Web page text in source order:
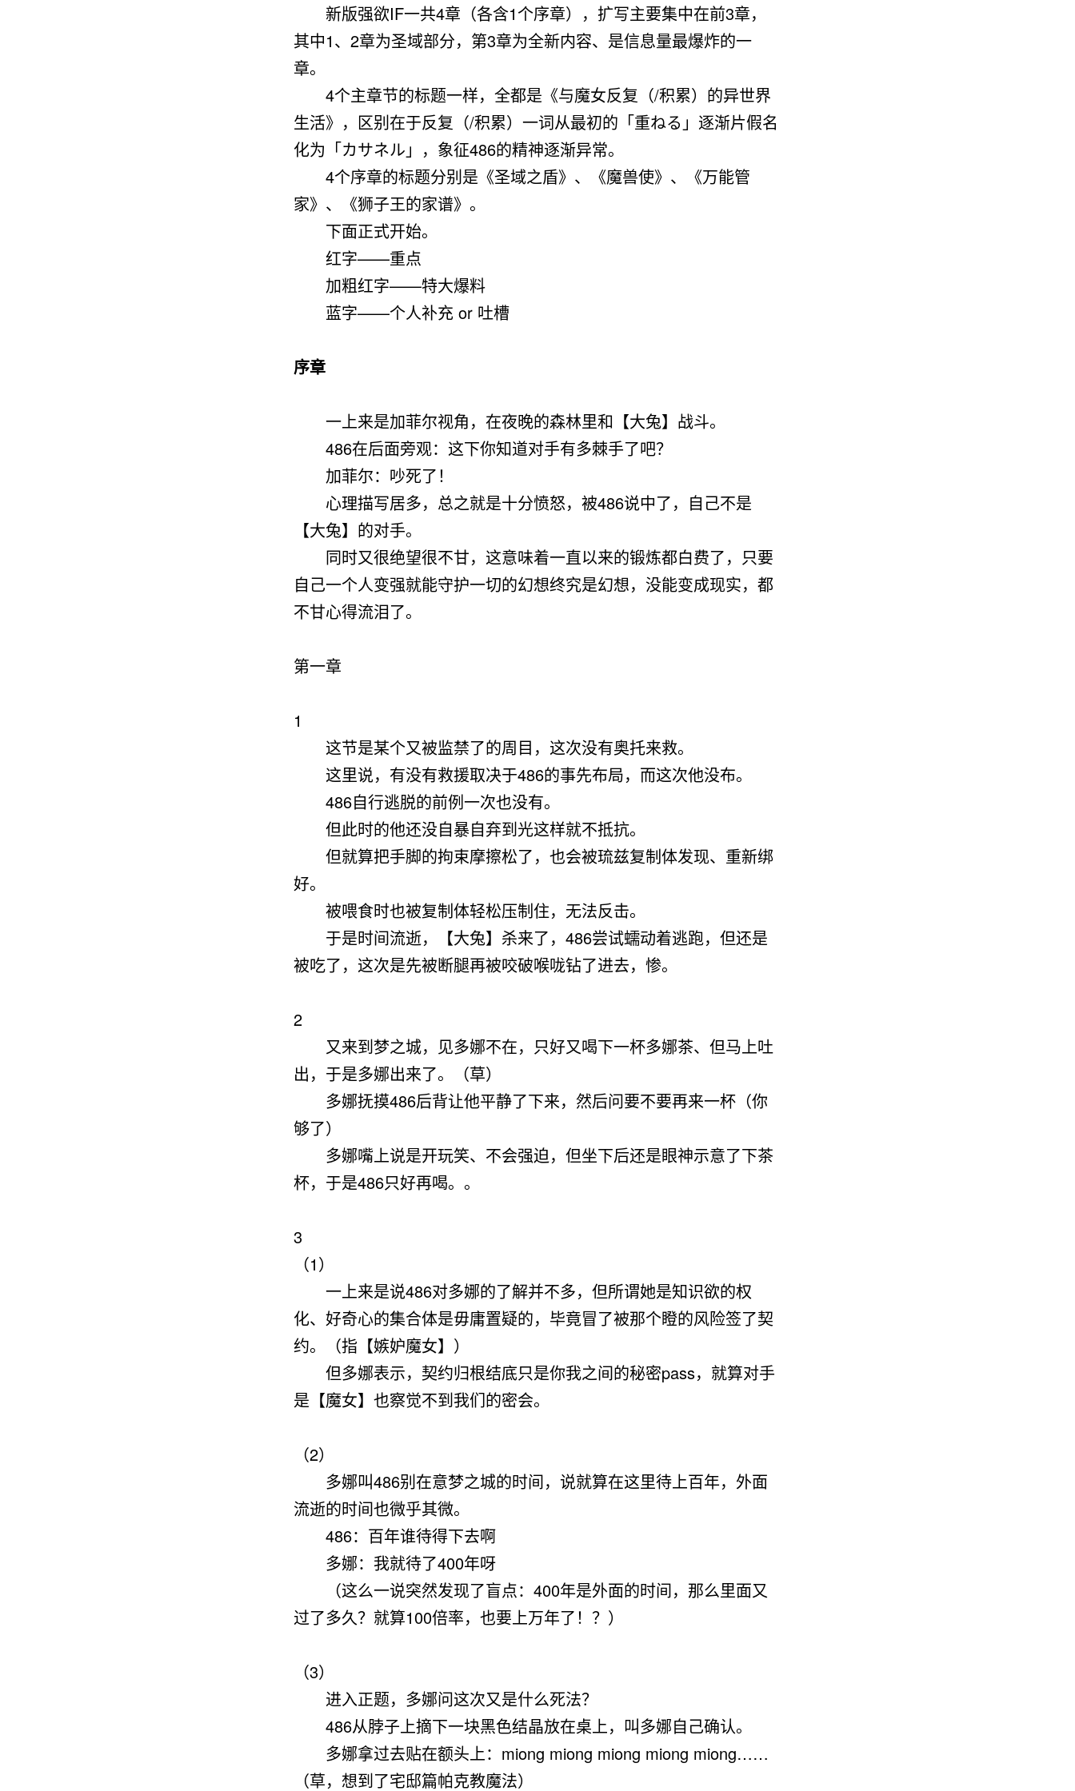
新版强欲IF一共4章（各含1个序章），扩写主要集中在前3章，
其中1、2章为圣域部分，第3章为全新内容、是信息量最爆炸的一
章。
4个主章节的标题一样，全都是《与魔女反复（/积累）的异世界
生活》，区别在于反复（/积累）一词从最初的「重ねる」逐渐片假名
化为「カサネル」，象征486的精神逐渐异常。
4个序章的标题分别是《圣域之盾》、《魔兽使》、《万能管
家》、《狮子王的家谱》。
下面正式开始。
红字——重点
加粗红字——特大爆料
蓝字——个人补充 or 吐槽
序章
一上来是加菲尔视角，在夜晚的森林里和【大兔】战斗。
486在后面旁观：这下你知道对手有多棘手了吧？
加菲尔：吵死了！
心理描写居多，总之就是十分愤怒，被486说中了，自己不是
【大兔】的对手。
同时又很绝望很不甘，这意味着一直以来的锻炼都白费了，只要
自己一个人变强就能守护一切的幻想终究是幻想，没能变成现实，都
不甘心得流泪了。
第一章
1
这节是某个又被监禁了的周目，这次没有奥托来救。
这里说，有没有救援取决于486的事先布局，而这次他没布。
486自行逃脱的前例一次也没有。
但此时的他还没自暴自弃到光这样就不抵抗。
但就算把手脚的拘束摩擦松了，也会被琉兹复制体发现、重新绑
好。
被喂食时也被复制体轻松压制住，无法反击。
于是时间流逝，【大兔】杀来了，486尝试蠕动着逃跑，但还是
被吃了，这次是先被断腿再被咬破喉咙钻了进去，惨。
2
又来到梦之城，见多娜不在，只好又喝下一杯多娜茶、但马上吐
出，于是多娜出来了。
（草）
多娜抚摸486后背让他平静了下来，然后问要不要再来一杯 （你
够了）
多娜嘴上说是开玩笑、不会强迫，但坐下后还是眼神示意了下茶
杯，于是486只好再喝。。
3
（1）
一上来是说486对多娜的了解并不多，但所谓她是知识欲的权
化、好奇心的集合体是毋庸置疑的，毕竟冒了被那个瞪的风险签了契
约。
（指【嫉妒魔女】）
但多娜表示， 契约归根结底只是你我之间的秘密pass，就算对手
是【魔女】也察觉不到我们的密会。
（2）
多娜叫486别在意梦之城的时间， 说就算在这里待上百年，外面
流逝的时间也微乎其微。
486：百年谁待得下去啊
多娜： 我就待了400年呀
（这么一说突然发现了盲点：400年是外面的时间，那么里面又
过了多久？就算100倍率，也要上万年了！？）
（3）
进入正题，多娜问这次又是什么死法？
486从脖子上摘下一块黑色结晶放在桌上，叫多娜自己确认。
多娜拿过去贴在额头上：miong miong miong miong miong……
（草，想到了宅邸篇帕克教魔法）